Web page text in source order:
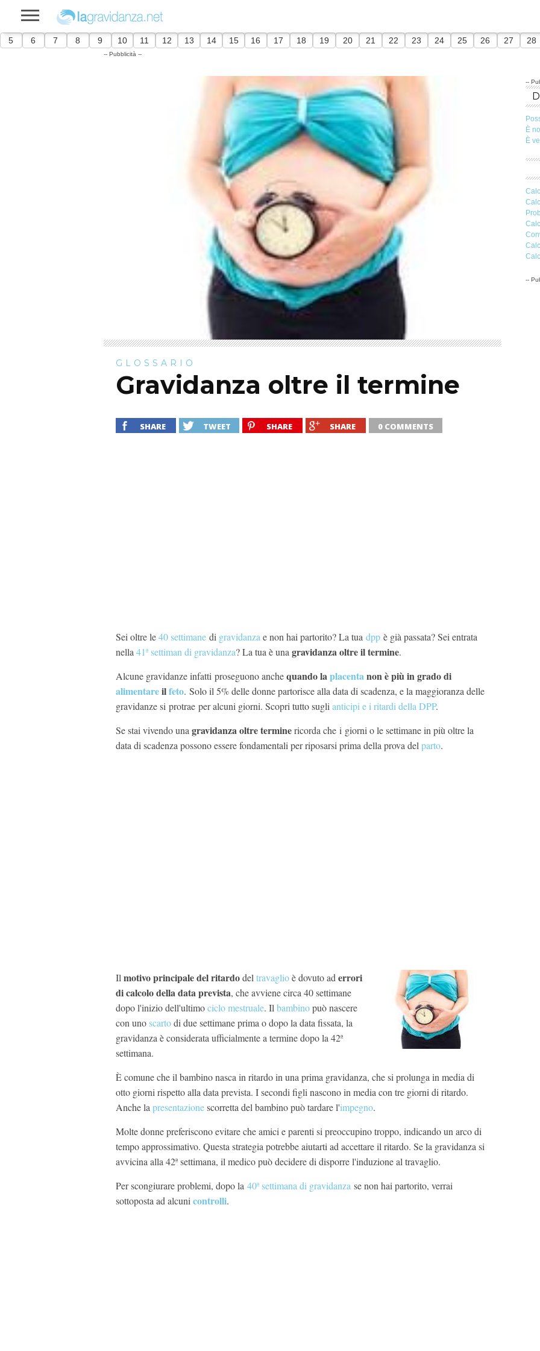
5 6 7 8 9 10 11 12 13 14 15 16 17 18 19 20 21 22 23 24 25 26 27 28
-- Pubblicità --
GLOSSARIO
Gravidanza oltre il termine
SHARE TWEET SHARE SHARE 0 COMMENTS
Sei oltre le40 settimane di gravidanza e non hai partorito? La tua dpp è già passata? Sei entrata
nella 41ª settiman di gravidanza? La tua è una gravidanza oltre il termine.
Alcune gravidanze infatti proseguono anchequando laplacentanon è più in grado di
alimentareilfeto. Solo il 5% delle donne partorisce alla data di scadenza, e la maggioranza delle
gravidanze si protrae per alcuni giorni. Scopri tutto sugli anticipi e i ritardi della DPP.
Se stai vivendo una gravidanza oltre terminericorda che i giorni o le settimane in più oltre la
data di scadenza possono essere fondamentali per riposarsi prima della prova del parto.
Il motivo principale del ritardodel travaglioè dovuto ad errori
di calcolo della data prevista, che avviene circa 40 settimane
dopo l'inizio dell'ultimociclo mestruale. Il bambinopuò nascere
con unoscartodi due settimane prima o dopo la data fissata, la
gravidanza è considerata ufficialmente a termine dopo la 42ª
settimana.
È comune che il bambino nasca in ritardo in una prima gravidanza, che si prolunga in media di
otto giorni rispetto alla data prevista. I secondi figli nascono in media con tre giorni di ritardo.
Anche la presentazionescorretta del bambino può tardare l'impegno.
Molte donne preferiscono evitare che amici e parenti si preoccupino troppo, indicando un arco di
tempo approssimativo. Questa strategia potrebbe aiutarti ad accettare il ritardo. Se la gravidanza si
avvicina alla 42ª settimana, il medico può decidere di disporre l'induzione al travaglio.
Per scongiurare problemi, dopo la 40ª settimana di gravidanza se non hai partorito, verrai
sottoposta ad alcuni controlli.
--
È
È
--